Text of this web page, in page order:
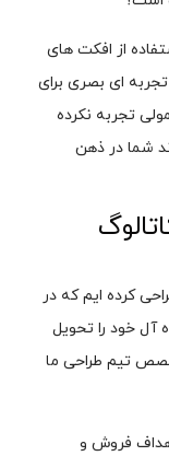
از افکت های
تجربه ای بصری برای
تجربه نکرده
شما در ذهن
کرده ایم که در
آل خود را تحویل
تیم طراحی ما
فروش و